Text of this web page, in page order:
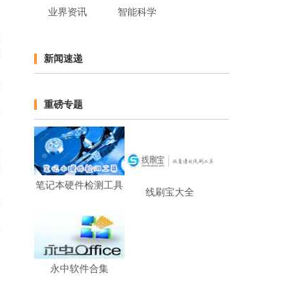
业界资讯 智能科学
新闻速递
重磅专题
笔记本硬件检测工具
线刷宝大全
永中软件合集